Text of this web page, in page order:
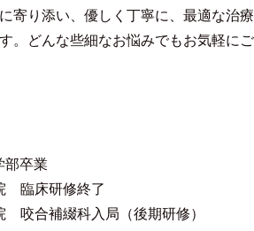
寄り添い、優しく丁寧に、最適な治療
。どんな些細なお悩みでもお気軽にご
卒業
臨床研修終了
合補綴科入局（後期研修）